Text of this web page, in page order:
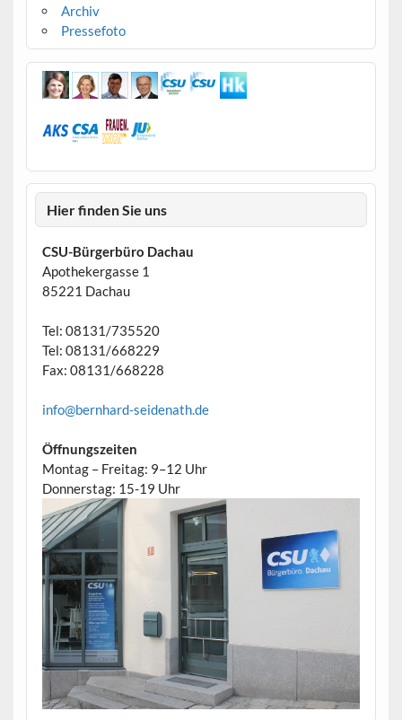
Archiv
Pressefoto
Hier finden Sie uns
CSU-Bürgerbüro Dachau
Apothekergasse 1
85221 Dachau
Tel: 08131/735520
Tel: 08131/668229
Fax: 08131/668228
info@bernhard-seidenath.de
Öffnungszeiten
Montag – Freitag: 9–12 Uhr
Donnerstag: 15-19 Uhr